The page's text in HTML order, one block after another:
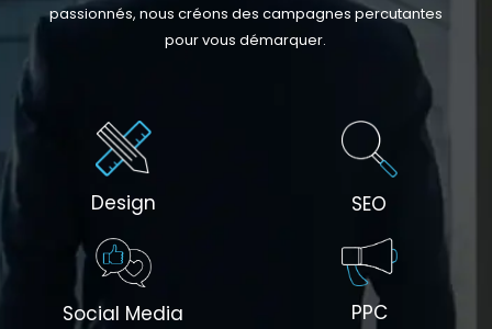
passionnés, nous créons des campagnes percutantes
pour vous démarquer.
Design SEO
Social Media PPC